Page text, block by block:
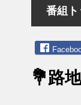
番組ト
💐路